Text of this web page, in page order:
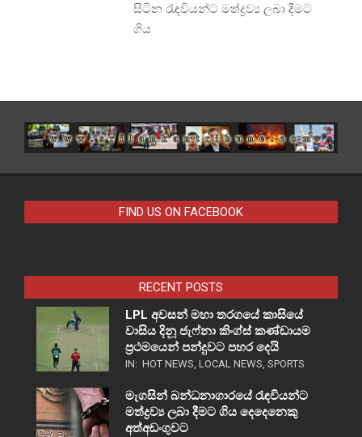
සිටින රැඳවියන්ට මත්ද්‍රව්‍ය ලබා දීමට
ගිය
FIND US ON FACEBOOK
RECENT POSTS
LPL අවසන් මහා තරගයේ කාසියේ
වාසිය දිනූ ජැෆ්නා කිංග්ස් කණ්ඩායම
ප්‍රථමයෙන් පන්දුවට පහර දෙයි
IN: HOT NEWS, LOCAL NEWS, SPORTS
මැගසින් බන්ධනාගාරයේ රැඳවියන්ට
මත්ද්‍රව්‍ය ලබා දීමට ගිය දෙදෙනෙකු
අත්අඩංගුවට